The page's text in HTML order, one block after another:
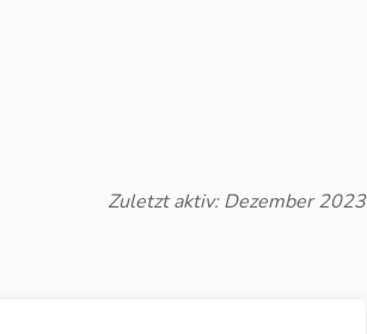
Zuletzt aktiv: Dezember 2023